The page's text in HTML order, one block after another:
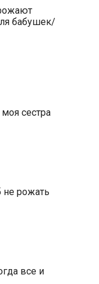
бабушек/
сестра
не рожать
все и